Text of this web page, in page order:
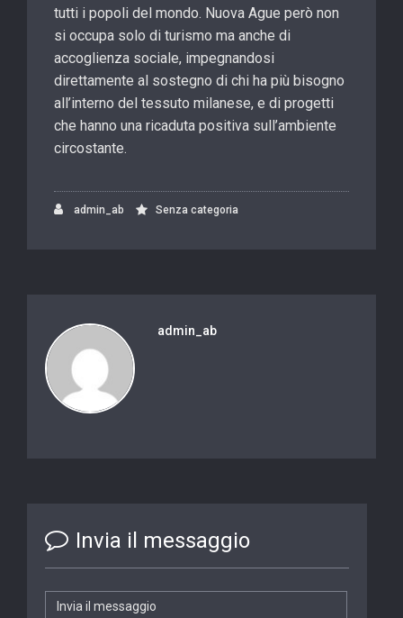
tutti i popoli del mondo. Nuova Ague però non
si occupa solo di turismo ma anche di
accoglienza sociale, impegnandosi
direttamente al sostegno di chi ha più bisogno
all’interno del tessuto milanese, e di progetti
che hanno una ricaduta positiva sull’ambiente
circostante.
admin_ab Senza categoria
admin_ab
Invia il messaggio